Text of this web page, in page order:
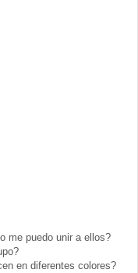
me puedo unir a ellos?
en diferentes colores?